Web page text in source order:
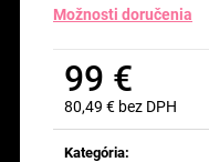
Možnosti doručenia
99 €
80,49 € bez DPH
Jednotková
cena:
Kategória: